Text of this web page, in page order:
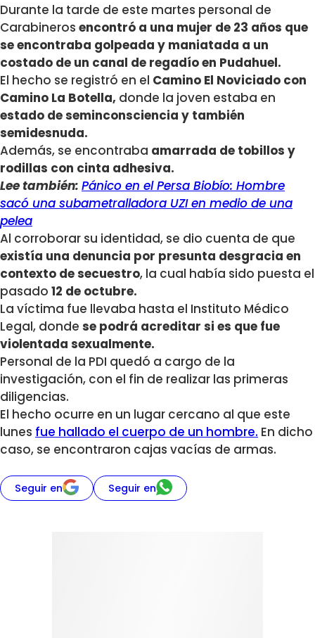
Durante la tarde de este martes personal de
Carabineros encontró a una mujer de 23 años que
se encontraba golpeada y maniatada a un
costado de un canal de regadío en Pudahuel.
El hecho se registró en el Camino El Noviciado con
Camino La Botella, donde la joven estaba en
estado de seminconsciencia y también
semidesnuda.
Además, se encontraba amarrada de tobillos y
rodillas con cinta adhesiva.
Lee también: Pánico en el Persa Biobío: Hombre
sacó una subametralladora UZI en medio de una
pelea
Al corroborar su identidad, se dio cuenta de que
existía una denuncia por presunta desgracia en
contexto de secuestro, la cual había sido puesta el
pasado 12 de octubre.
La víctima fue llevaba hasta el Instituto Médico
Legal, donde se podrá acreditar si es que fue
violentada sexualmente.
Personal de la PDI quedó a cargo de la
investigación, con el fin de realizar las primeras
diligencias.
El hecho ocurre en un lugar cercano al que este
lunes fue hallado el cuerpo de un hombre. En dicho
caso, se encontraron cajas vacías de armas.
Seguir en Seguir en